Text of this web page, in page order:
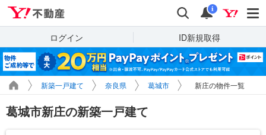
検索 通知
i
ログイン ID新規取得
新築一戸建て 奈良県 葛城市 新庄の物件一覧
葛城市新庄の新築一戸建て